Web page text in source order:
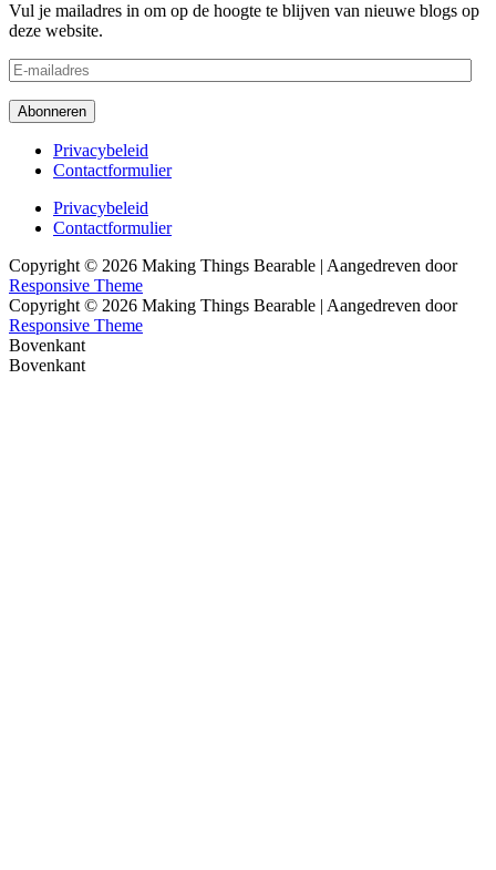
Vul je mailadres in om op de hoogte te blijven van nieuwe blogs op
deze website.
E-
mailadres
Abonneren
Footer
menu
Privacybeleid
Contactformulier
Footer
menu
Privacybeleid
Contactformulier
Copyright © 2026 Making Things Bearable | Aangedreven door
Responsive Theme
Copyright © 2026 Making Things Bearable | Aangedreven door
Responsive Theme
Bovenkant
Bovenkant